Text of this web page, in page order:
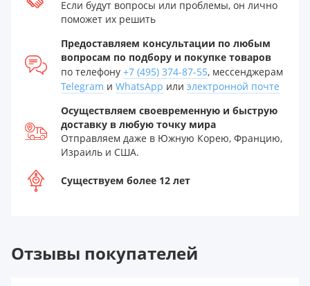
Если будут вопросы или проблемы, он лично
поможет их решить
Предоставляем консультации по любым
вопросам по подбору и покупке товаров
по телефону +7 (495) 374-87-55, мессенджерам
Telegram и WhatsApp или электронной почте
Осуществляем своевременную и быструю
доставку в любую точку мира
Отправляем даже в Южную Корею, Францию,
Израиль и США.
Существуем более 12 лет
Отзывы покупателей